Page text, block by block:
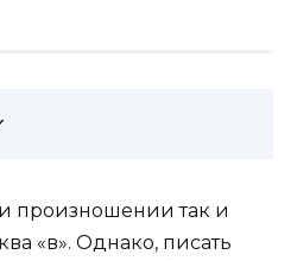
произношении так и
«в». Однако, писать